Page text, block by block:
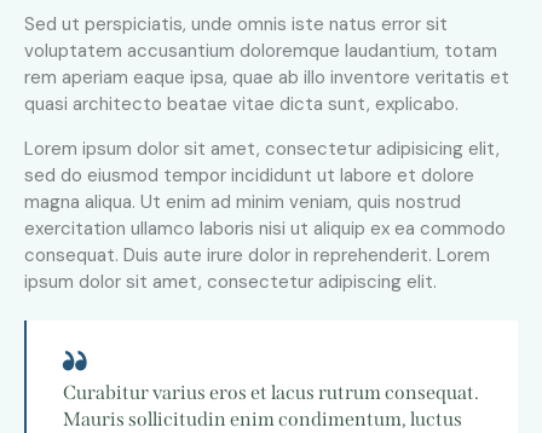
Sed ut perspiciatis, unde omnis iste natus error sit
voluptatem accusantium doloremque laudantium, totam
rem aperiam eaque ipsa, quae ab illo inventore veritatis et
quasi architecto beatae vitae dicta sunt, explicabo.
Lorem ipsum dolor sit amet, consectetur adipisicing elit,
sed do eiusmod tempor incididunt ut labore et dolore
magna aliqua. Ut enim ad minim veniam, quis nostrud
exercitation ullamco laboris nisi ut aliquip ex ea commodo
consequat. Duis aute irure dolor in reprehenderit. Lorem
ipsum dolor sit amet, consectetur adipiscing elit.
Curabitur varius eros et lacus rutrum consequat.
Mauris sollicitudin enim condimentum, luctus